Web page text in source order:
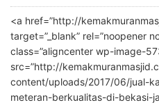
l
r
n
a
<a href=”http://
target=”_blank” rel=”noopener
class=”aligncenter wp-image-
src=”http://
content/uploads/2017/06/jual-
meteran-berkualitas-di-bekasi-